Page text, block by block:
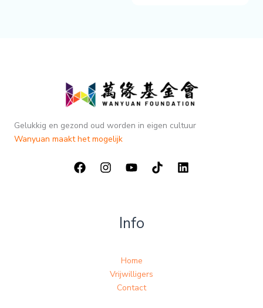
Gelukkig en gezond oud worden in eigen cultuur
Wanyuan maakt het mogelijk
Info
Home
Vrijwilligers
Contact